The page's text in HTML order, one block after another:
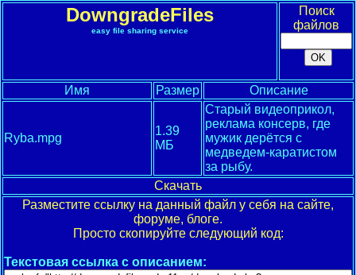
DowngradeFiles
easy file sharing service
Поиск
файлов
Имя Размер Описание
Ryba.mpg
1.39
МБ
Старый видеоприкол,
реклама консерв, где
мужик дерётся с
медведем-каратистом
за рыбу.
Скачать
Разместите ссылку на данный файл у себя на сайте,
форуме, блоге.
Просто скопируйте следующий код:
Текстовая ссылка с описанием: